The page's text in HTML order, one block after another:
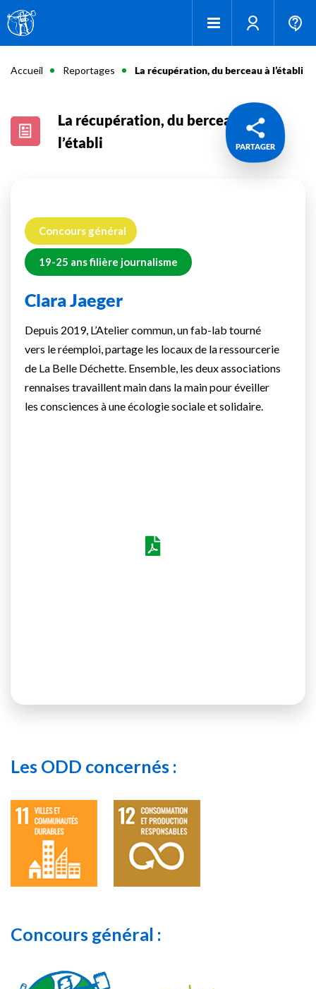
Accueil Reportages La récupération, du berceau à l’établi
PARTAGER
La récupération, du berceau à
l’établi
Concours général
19-25 ans filière journalisme
Clara Jaeger
Depuis 2019, L’Atelier commun, un fab-lab tourné
vers le réemploi, partage les locaux de la ressourcerie
de La Belle Déchette. Ensemble, les deux associations
rennaises travaillent main dans la main pour éveiller
les consciences à une écologie sociale et solidaire.
Les ODD concernés :
Concours général :